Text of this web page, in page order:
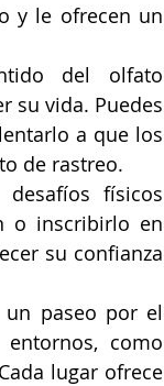
y le ofrecen un
del olfato
su vida. Puedes
a que los
de rastreo.
físicos
o inscribirlo en
su confianza
un paseo por el
como
lugar ofrece